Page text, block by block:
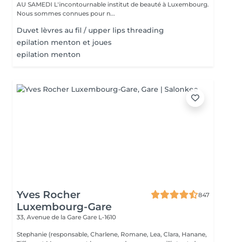
AU SAMEDI L'incontournable institut de beauté à Luxembourg.
Nous sommes connues pour n...
Duvet lèvres au fil / upper lips threading
epilation menton et joues
epilation menton
Yves Rocher
Luxembourg-Gare
847
33, Avenue de la Gare Gare L-1610
Stephanie (responsable, Charlene, Romane, Lea, Clara, Hanane,